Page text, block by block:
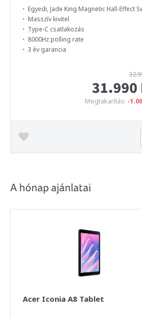
Egyedi, Jade King Magnetic Hall-Effect
Masszív kivitel
Type-C csatlakozás
8000Hz polling rate
3 év garancia
31.990
Megtakarítás: -
A hónap ajánlatai
Acer Iconia A8 Tablet